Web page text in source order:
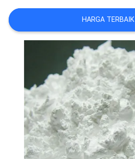
MINTA
KUTIPAN
SITEMAP
KEBIJAKAN
PRIBADI
HARGA TERBAIK